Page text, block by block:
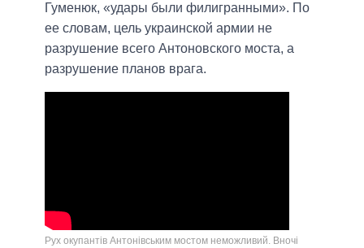
Гуменюк, «удары были филигранными». По
ее словам, цель украинской армии не
разрушение всего Антоновского моста, а
разрушение планов врага.
Рух окупантів Антонівським мостом неможливий. Вночі